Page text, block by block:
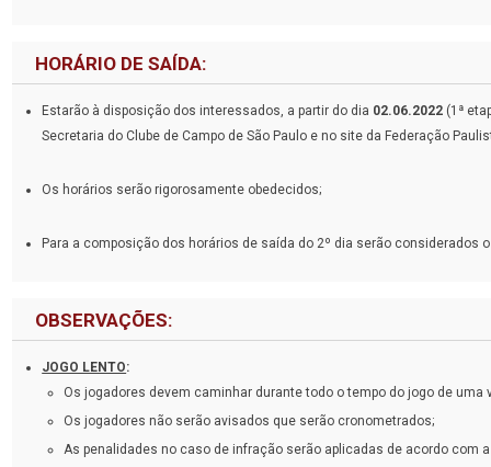
HORÁRIO DE SAÍDA:
Estarão à disposição dos interessados, a partir do dia 02.06.2022 (1ª
Secretaria do Clube de Campo de São Paulo e no site da Federação
Os horários serão rigorosamente obedecidos;
Para a composição dos horários de saída do 2º dia serão considerados
OBSERVAÇÕES:
JOGO LENTO:
Os jogadores devem caminhar durante todo o tempo do jogo de uma
Os jogadores não serão avisados que serão cronometrados;
As penalidades no caso de infração serão aplicadas de acordo com a